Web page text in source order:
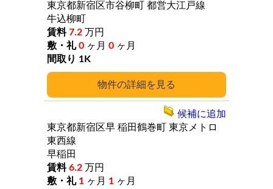
詳細
東京都新宿区市谷柳町 都営大江戸線
牛込柳町
7.2 万円
0 ヶ月 0 ヶ月
1K
東京都新宿区早 稲田鶴巻町 東京メトロ
東西線
早稲田
6.2 万円
1 ヶ月 1 ヶ月
候補に追加